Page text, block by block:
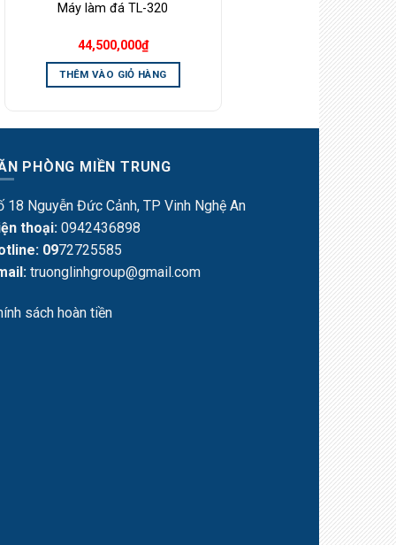
Máy làm đá TL-320
44,500,000₫
THÊM VÀO GIỎ HÀNG
PHÒNG MIỀN TRUNG
18 Nguyễn Đức Cảnh, TP Vinh Nghệ An
thoại: 0942436898
0972725585
truonglinhgroup@gmail.com
sách hoàn tiền